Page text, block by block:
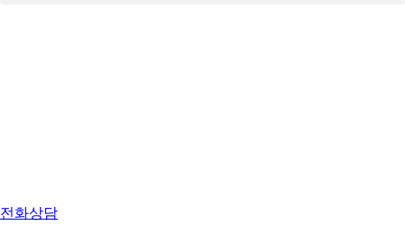
전화상담